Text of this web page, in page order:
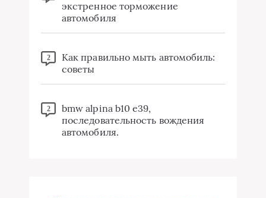
экстренное торможение
автомобиля
2
Как правильно мыть автомобиль:
советы
2
bmw alpina b10 e39,
последовательность вождения
автомобиля.